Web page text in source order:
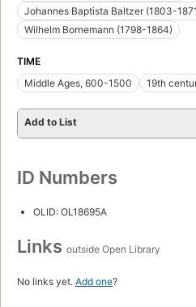
Johannes Baptista Baltzer (1803-
Wilhelm Bornemann (1798-1864)
TIME
Middle Ages, 600-1500
19th
Add to List
ID Numbers
OLID: OL18695A
Links outside Open Library
No links yet. Add one?